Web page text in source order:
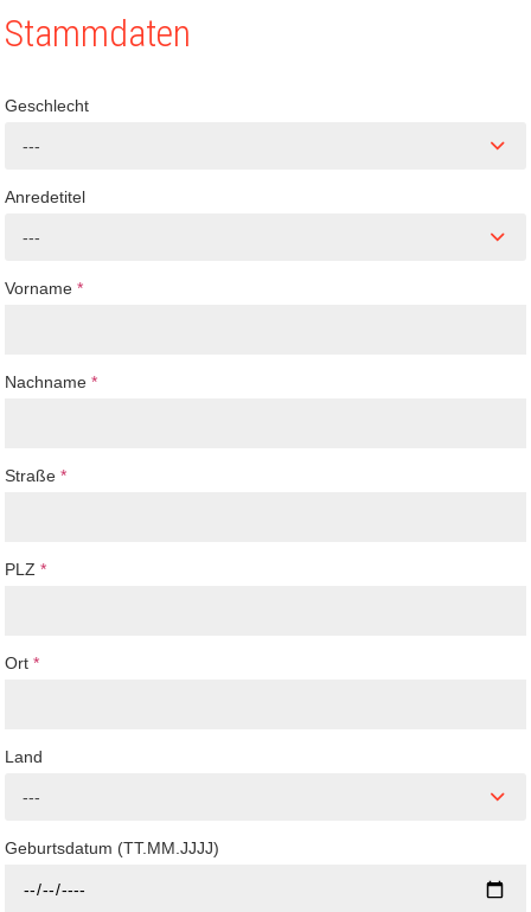
Stammdaten
Geschlecht
---
Anredetitel
---
Vorname*
Nachname*
Straße*
PLZ*
Ort*
Land
---
Geburtsdatum (TT.MM.JJJJ)